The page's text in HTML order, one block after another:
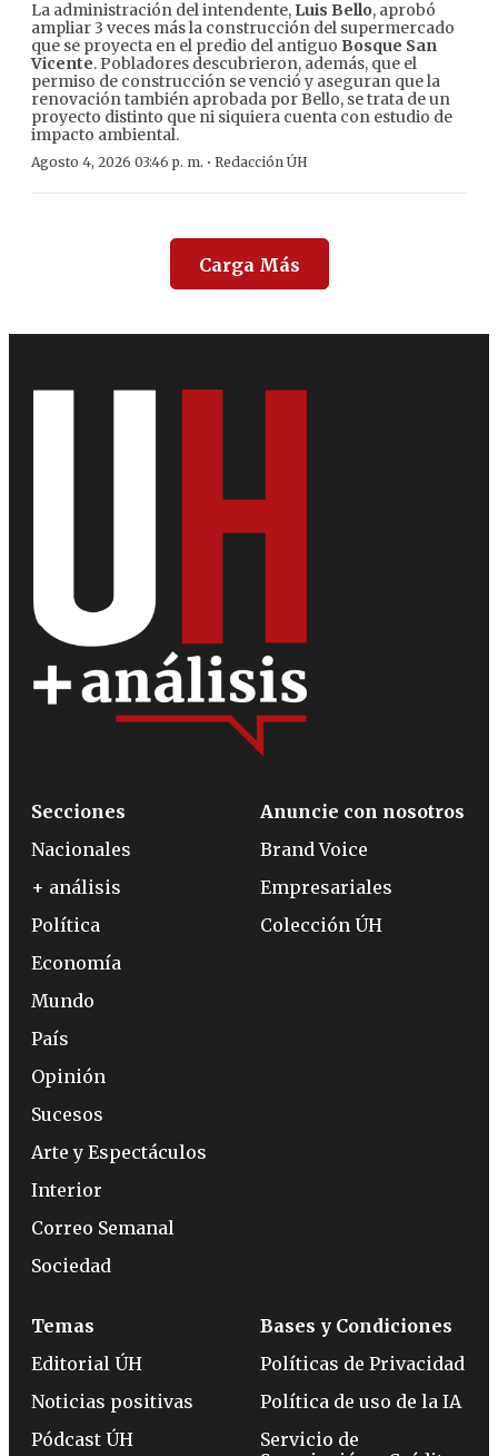
La administración del intendente, Luis Bello, aprobó
ampliar 3 veces más la construcción del supermercado
que se proyecta en el predio del antiguo Bosque San
Vicente. Pobladores descubrieron, además, que el
permiso de construcción se venció y aseguran que la
renovación también aprobada por Bello, se trata de un
proyecto distinto que ni siquiera cuenta con estudio de
impacto ambiental.
Agosto 4, 2026 03:46 p. m. · Redacción ÚH
Carga Más
Secciones
Nacionales
+ análisis
Política
Economía
Mundo
País
Opinión
Sucesos
Arte y Espectáculos
Interior
Correo Semanal
Sociedad
Anuncie con nosotros
Brand Voice
Empresariales
Colección ÚH
Temas
Editorial ÚH
Noticias positivas
Pódcast ÚH
Bases y Condiciones
Políticas de Privacidad
Política de uso de la IA
Servicio de